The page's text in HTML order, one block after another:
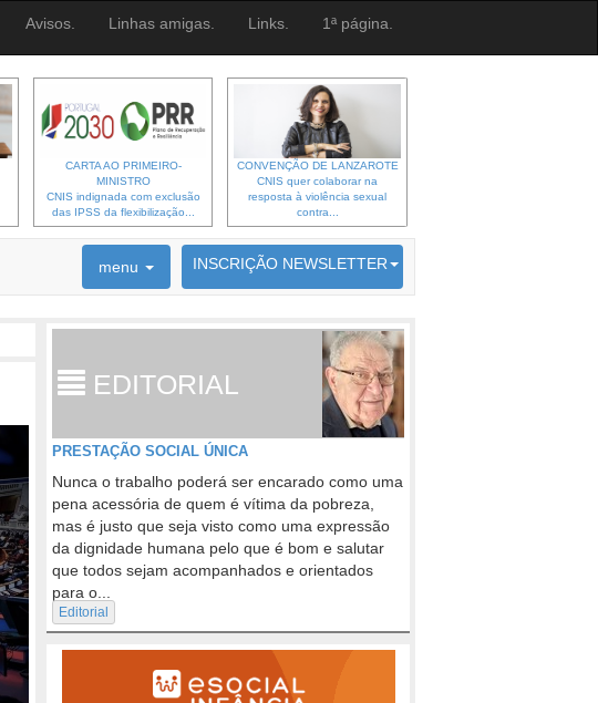
Avisos. Linhas amigas. Links. 1ª página.
CARTA AO PRIMEIRO-
MINISTRO
CNIS indignada com exclusão
das IPSS da flexibilização...
CONVENÇÃO DE LANZAROTE
CNIS quer colaborar na
resposta à violência sexual
contra...
menu INSCRIÇÃO NEWSLETTER
6692 membros inscritos
EDITORIAL
PRESTAÇÃO SOCIAL ÚNICA
Nunca o trabalho poderá ser encarado como uma
pena acessória de quem é vítima da pobreza,
mas é justo que seja visto como uma expressão
da dignidade humana pelo que é bom e salutar
que todos sejam acompanhados e orientados
para o...
Editorial